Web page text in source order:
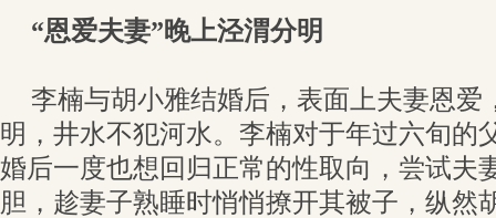
“恩爱夫妻”晚上泾渭分明
李楠与胡小雅结婚后，表面上夫妻恩爱
明，井水不犯河水。李楠对于年过六旬的
婚后一度也想回归正常的性取向，尝试夫
胆，趁妻子熟睡时悄悄撩开其被子，纵然